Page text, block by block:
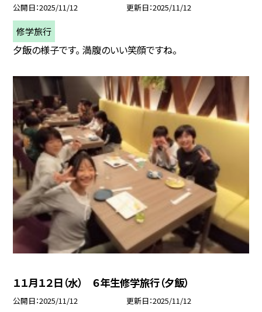
公開日 2025/11/12 更新日 2025/11/12
修学旅行
夕飯の様子です。 満腹のいい笑顔ですね。
１１月１２日（水） ６年生修学旅行（夕飯）
公開日 2025/11/12 更新日 2025/11/12